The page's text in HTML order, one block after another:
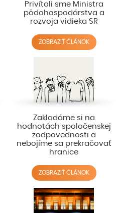
Privítali sme Ministra
pôdohospodárstva a
rozvoja vidieka SR
ZOBRAZIŤ ČLÁNOK
Zakladáme si na
hodnotách spoločenskej
zodpovednosti a
nebojíme sa prekračovať
hranice
ZOBRAZIŤ ČLÁNOK